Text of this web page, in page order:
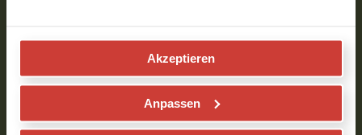
Akzeptieren
Anpassen
(Level 3, da wenig erklärt wird).
Probiere eine Tri-Yoga-Anfänger-
Sequenz, da kommst Du langsam in
Kontakt mit den anderen Namen: